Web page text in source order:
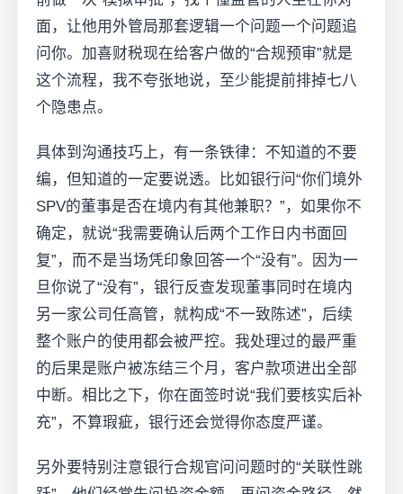
面，让他用外管局那套逻辑一个问题一个问题追
问你。加喜财税现在给客户做的“合规预审”就是
这个流程，我不夸张地说，至少能提前排掉七八
个隐患点。
具体到沟通技巧上，有一条铁律：不知道的不要
编，但知道的一定要说透。比如银行问“你们境外
SPV的董事是否在境内有其他兼职？”，如果你不
确定，就说“我需要确认后两个工作日内书面回
复”，而不是当场凭印象回答一个“没有”。因为一
旦你说了“没有”，银行反查发现董事同时在境内
另一家公司任高管，就构成“不一致陈述”，后续
整个账户的使用都会被严控。我处理过的最严重
的后果是账户被冻结三个月，客户款项进出全部
中断。相比之下，你在面签时说“我们要核实后补
充”，不算瑕疵，银行还会觉得你态度严谨。
另外要特别注意银行合规官问问题时的“关联性跳